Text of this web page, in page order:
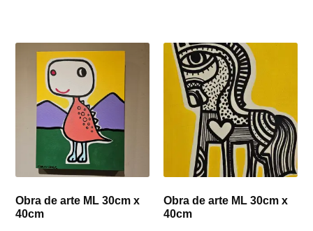
Obra de arte ML 30cm x
40cm
Obra de arte ML 30cm x
40cm